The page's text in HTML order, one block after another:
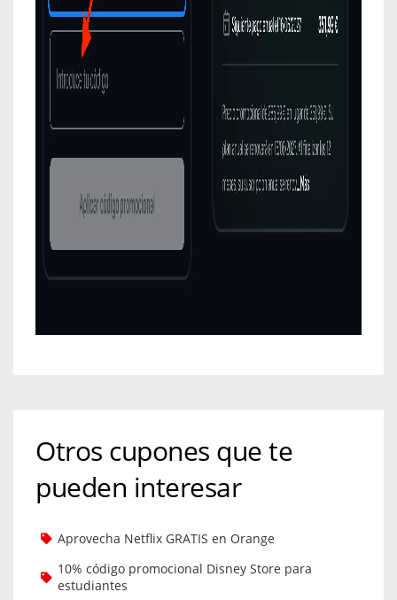
Otros cupones que te
pueden interesar
Aprovecha Netflix GRATIS en Orange
10% código promocional Disney Store para
estudiantes